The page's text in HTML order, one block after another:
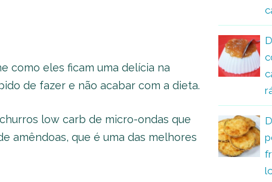
como eles ficam uma delícia na
de fazer e não acabar com a dieta.
low carb de micro-ondas que
amêndoas, que é uma das melhores